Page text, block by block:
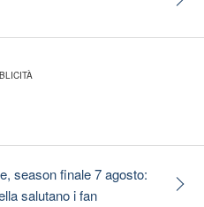
season finale 7 agosto:
salutano i fan